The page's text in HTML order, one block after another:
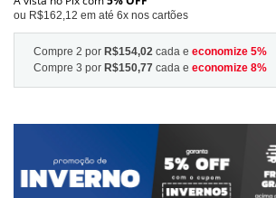
ou R$162,12 em até 6x nos cartões
Compre 2 por R$154,02 cada e economize 5%
Compre 3 por R$150,77 cada e economize 8%